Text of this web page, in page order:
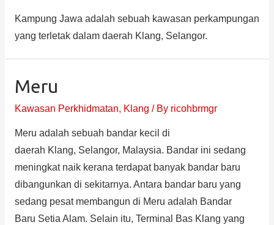
Kampung Jawa adalah sebuah kawasan perkampungan
yang terletak dalam daerah Klang, Selangor.
Meru
Kawasan Perkhidmatan, Klang / By ricohbrmgr
Meru adalah sebuah bandar kecil di
daerah Klang, Selangor, Malaysia. Bandar ini sedang
meningkat naik kerana terdapat banyak bandar baru
dibangunkan di sekitarnya. Antara bandar baru yang
sedang pesat membangun di Meru adalah Bandar
Baru Setia Alam. Selain itu, Terminal Bas Klang yang